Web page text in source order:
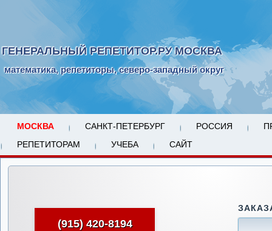
ГЕНЕРАЛЬНЫЙ РЕПЕТИТОР.РУ МОСКВА
математика, репетиторы, северо-западный округ
МОСКВА САНКТ-ПЕТЕРБУРГ РОССИЯ
РЕПЕТИТОРАМ
УЧЕБА САЙТ
(915) 420-8194